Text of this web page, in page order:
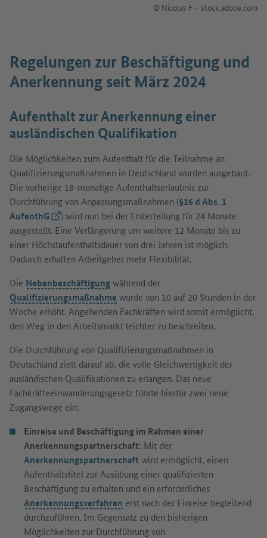
© Nicolas F – stock.adobe.com
Regelungen zur Beschäftigung und
Anerkennung seit März 2024
Aufenthalt zur Anerkennung einer
ausländischen Qualifikation
Die Möglichkeiten zum Aufenthalt für die Teilnahme an
Qualifizierungsmaßnahmen in Deutschland wurden ausgebaut.
Die vorherige 18-monatige Aufenthaltserlaubnis zur
Durchführung von Anpassungsmaßnahmen (§16 d Abs. 1
AufenthG(Externer Link)
) wird nun bei der Ersterteilung für 24 Monate
ausgestellt. Eine Verlängerung um weitere 12 Monate bis zu
einer Höchstaufenthaltsdauer von drei Jahren ist möglich.
Dadurch erhalten Arbeitgeber mehr Flexibilität.
Die Nebenbeschäftigungwährend der
Qualifizierungsmaßnahme wurde von 10 auf 20 Stunden in der
Woche erhöht. Angehenden Fachkräften wird somit ermöglicht,
den Weg in den Arbeitsmarkt leichter zu beschreiten.
Die Durchführung von Qualifizierungsmaßnahmen in
Deutschland zielt darauf ab, die volle Gleichwertigkeit der
ausländischen Qualifikationen zu erlangen. Das neue
Fachkräfteeinwanderungsgesetz führte hierfür zwei neue
Zugangswege ein:
Einreise und Beschäftigung im Rahmen einer
Anerkennungspartnerschaft: Mit der
Anerkennungspartnerschaftwird ermöglicht, einen
Aufenthaltstitel zur Ausübung einer qualifizierten
Beschäftigung zu erhalten und ein erforderliches
Anerkennungsverfahren erst nach der Einreise begleitend
durchzuführen. Im Gegensatz zu den bisherigen
Möglichkeiten zur Durchführung von